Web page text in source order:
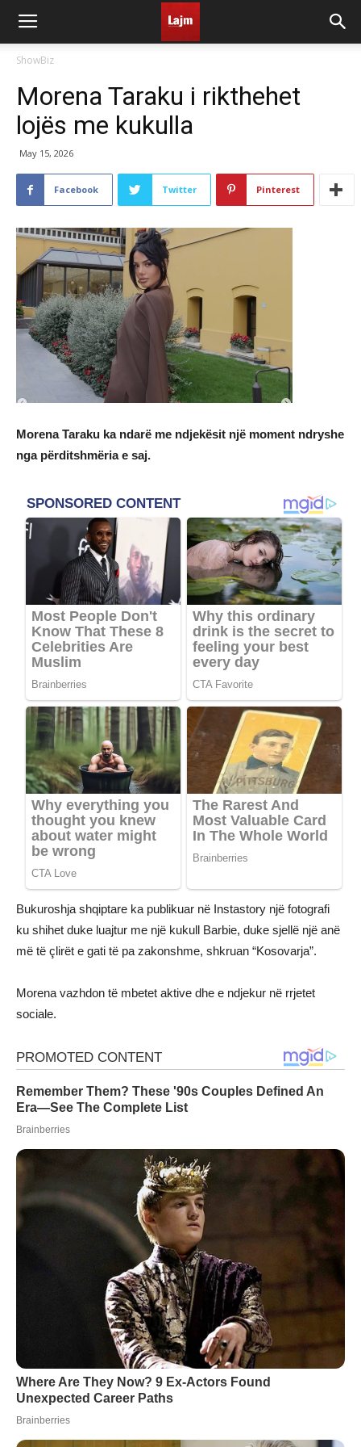
ShowBiz
Morena Taraku i rikthehet
lojës me kukulla
May 15, 2026
Facebook Twitter Pinterest
Morena Taraku ka ndarë me ndjekësit një moment ndryshe
nga përditshmëria e saj.
Bukuroshja shqiptare ka publikuar në Instastory një fotografi
ku shihet duke luajtur me një kukull Barbie, duke sjellë një anë
më të çlirët e gati të pa zakonshme, shkruan “Kosovarja”.
Morena vazhdon të mbetet aktive dhe e ndjekur në rrjetet
sociale.